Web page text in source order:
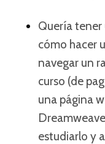
Quería tener
cómo hacer
navegar un
curso (de
una página
estudiarlo y